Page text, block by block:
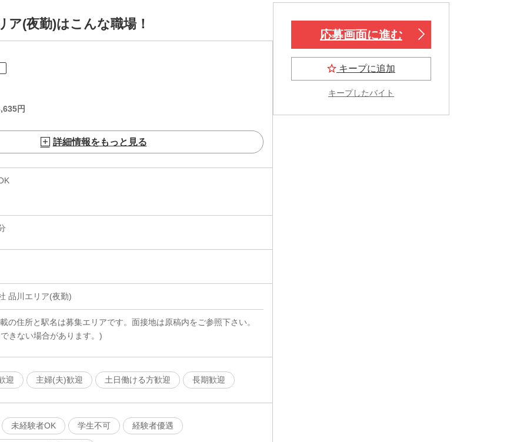
ア(夜勤)はこんな職場！
円
詳細情報をもっと見る
品川エリア(夜勤)
の住所と駅名は募集エリアです。面接地は原稿内をご参照下さい。
きない場合があります。)
迎 主婦(夫)歓迎 土日働ける方歓迎 長期歓迎
未経験者OK 学生不可 経験者優遇
応募画面に進む
キープに追加
キープしたバイト